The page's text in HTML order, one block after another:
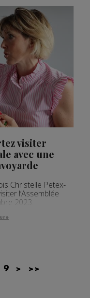
visiter
avec une
Christelle Petex-
l’Assemblée
2023.
9 > >>